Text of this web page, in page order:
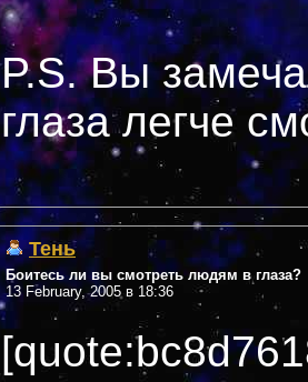
P.S. Вы
глаза легче
Тень
Боитесь ли вы смотреть людям в глаза?
13 February, 2005 в 18:36